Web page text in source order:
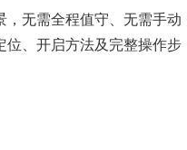
，无需全程值守、无需手动
位、开启方法及完整操作步